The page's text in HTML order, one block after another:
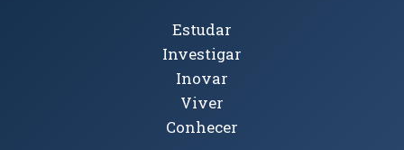
Tópicos Principais
Estudar
Investigar
Inovar
Viver
Conhecer